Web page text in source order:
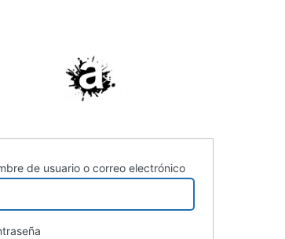
de usuario o correo electrónico